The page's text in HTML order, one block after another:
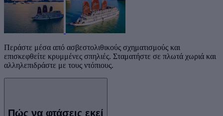
Περάστε μέσα από ασβεστολιθικούς σχηματισμούς και
επισκεφθείτε κρυμμένες σπηλιές. Σταματήστε σε πλωτά χωριά και
αλληλεπιδράστε με τους ντόπιους.
Πώς να φτάσεις εκεί